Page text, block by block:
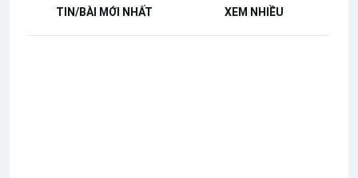
TIN/BÀI MỚI NHẤT XEM NHIỀU